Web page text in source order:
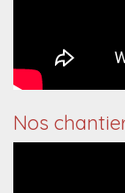
Nos